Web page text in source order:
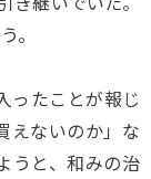
。
ったことが報じ
えないのか」な
うと、和みの治